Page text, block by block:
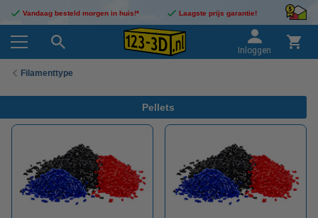
Vandaag besteld morgen in huis!* Laagste prijs garantie!
Inloggen
Filamenttype
Pellets